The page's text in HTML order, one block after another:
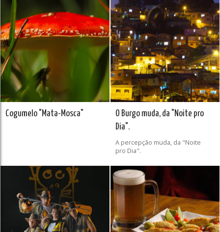
Cogumelo "Mata-Mosca"
O Burgo muda, da "Noite pro
Dia".
A percepção muda, da "Noite
pro Dia".